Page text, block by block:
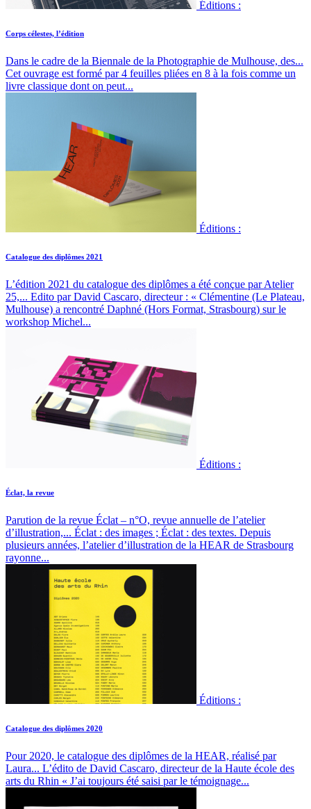
Éditions :
Corps célestes, l’édition
Dans le cadre de la Biennale de la Photographie de Mulhouse, des...
Cet ouvrage est formé par 4 feuilles pliées en 8 à la fois comme un
livre classique dont on peut...
Éditions :
Catalogue des diplômes 2021
L’édition 2021 du catalogue des diplômes a été conçue par Atelier
25,... Edito par David Cascaro, directeur : « Clémentine (Le Plateau,
Mulhouse) a rencontré Daphné (Hors Format, Strasbourg) sur le
workshop Michel...
Éditions :
Éclat, la revue
Parution de la revue Éclat – n°O, revue annuelle de l’atelier
d’illustration,... Éclat : des images ; Éclat : des textes. Depuis
plusieurs années, l’atelier d’illustration de la HEAR de Strasbourg
rayonne...
Éditions :
Catalogue des diplômes 2020
Pour 2020, le catalogue des diplômes de la HEAR, réalisé par
Laura... L’édito de David Cascaro, directeur de la Haute école des
arts du Rhin « J’ai toujours été saisi par le témoignage...